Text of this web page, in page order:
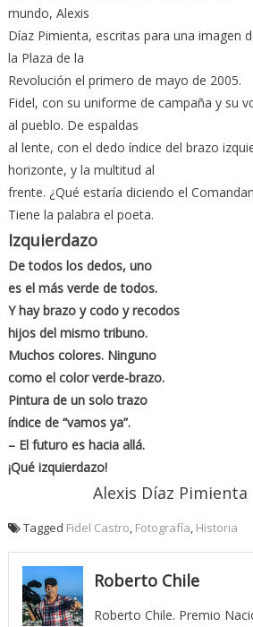
mundo, Alexis
Díaz Pimienta, escritas para una imagen
la Plaza de la
Revolución el primero de mayo de 2005.
Fidel, con su uniforme de campaña y su
al pueblo. De espaldas
al lente, con el dedo índice del brazo
horizonte, y la multitud al
frente. ¿Qué estaría diciendo el
Tiene la palabra el poeta.
Izquierdazo
De todos los dedos, uno
es el más verde de todos.
Y hay brazo y codo y recodos
hijos del mismo tribuno.
Muchos colores. Ninguno
como el color verde-brazo.
Pintura de un solo trazo
índice de “vamos ya”.
– El futuro es hacia allá.
¡Qué izquierdazo!
Alexis Díaz Pimienta
Tagged Fidel Castro Fotografía Historia
Roberto Chile
Roberto Chile. Premio